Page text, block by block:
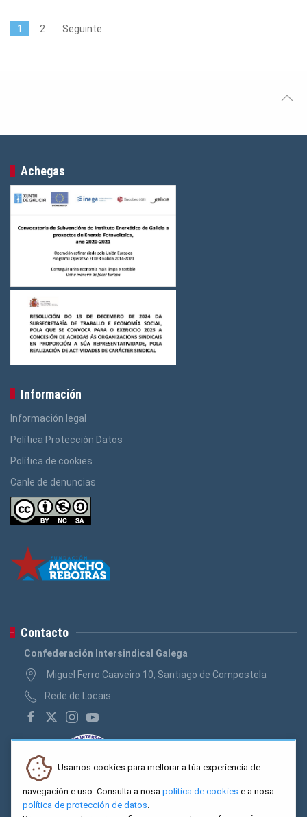
1 2 Seguinte
Achegas
Información
Información legal
Política Protección Datos
Política de cookies
Canle de denuncias
Contacto
Confederación Intersindical Galega
Miguel Ferro Caaveiro 10, Santiago de Compostela
Rede de Locais
Usamos cookies para mellorar a túa experiencia de
navegación e uso. Consulta a nosa política de cookies e a nosa
política de protección de datos.